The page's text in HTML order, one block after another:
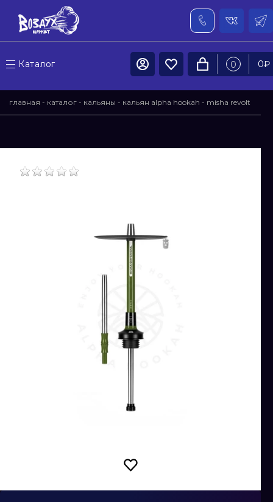
Каталог 0 0₽
главная - каталог - кальяны - кальян alpha hookah - misha revolt
(шахта,шланг,мундштук,уплотнители)